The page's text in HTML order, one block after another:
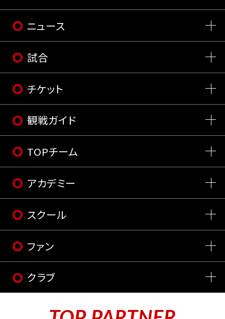
ニュース
試合
チケット
観戦ガイド
TOPチーム
アカデミー
スクール
ファン
クラブ